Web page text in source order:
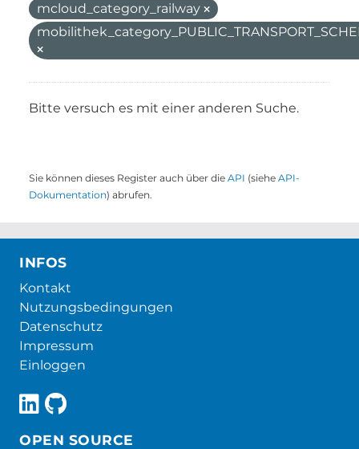
mcloud_category_railway
Bitte versuch es mit einer anderen Suche.
Sie können dieses Register auch über die API (siehe API-
Dokumentation) abrufen.
INFOS
Kontakt
Nutzungsbedingungen
Datenschutz
Impressum
Einloggen
OPEN SOURCE